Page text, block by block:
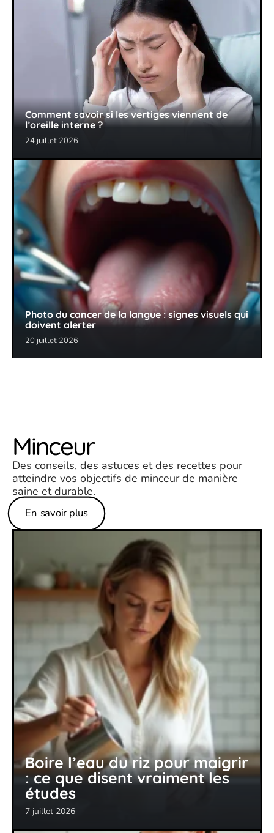
Comment savoir si les vertiges viennent de
l’oreille interne ?
24 juillet 2026
Photo du cancer de la langue : signes visuels qui
doivent alerter
20 juillet 2026
Boire l’eau du riz pour maigrir
: ce que disent vraiment les
études
7 juillet 2026
Minceur
Des conseils, des astuces et des recettes pour
atteindre vos objectifs de minceur de manière
saine et durable.
En savoir plus